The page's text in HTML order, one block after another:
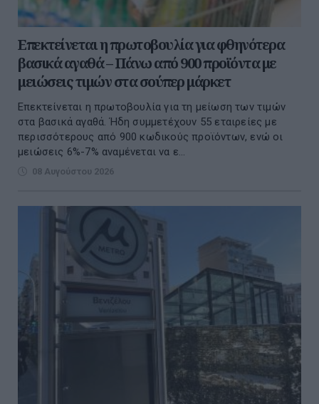
Επεκτείνεται η πρωτοβουλία για φθηνότερα
βασικά αγαθά – Πάνω από 900 προϊόντα με
μειώσεις τιμών στα σούπερ μάρκετ
Επεκτείνεται η πρωτοβουλία για τη μείωση των τιμών
στα βασικά αγαθά. Ήδη συμμετέχουν 55 εταιρείες με
περισσότερους από 900 κωδικούς προϊόντων, ενώ οι
μειώσεις 6%-7% αναμένεται να ε...
08 Αυγούστου 2026